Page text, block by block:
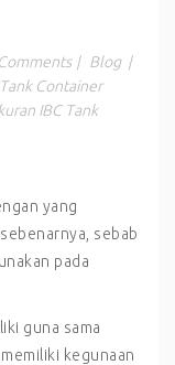
| Blog |
Container
IBC Tank
yang
sebab
pada
guna sama
kegunaan